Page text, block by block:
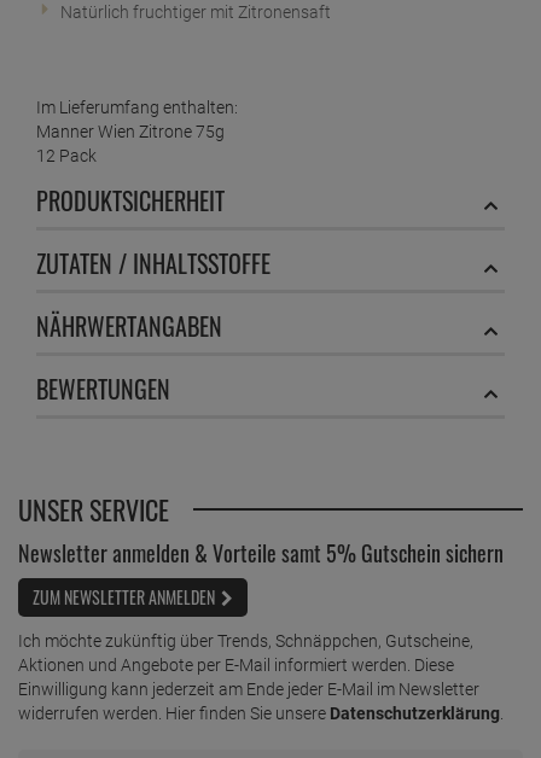
Natürlich fruchtiger mit Zitronensaft
Im Lieferumfang enthalten:
Manner Wien Zitrone 75g
12 Pack
PRODUKTSICHERHEIT
ZUTATEN / INHALTSSTOFFE
NÄHRWERTANGABEN
BEWERTUNGEN
UNSER SERVICE
Newsletter anmelden & Vorteile samt 5% Gutschein sichern
ZUM NEWSLETTER ANMELDEN
Ich möchte zukünftig über Trends, Schnäppchen, Gutscheine,
Aktionen und Angebote per E-Mail informiert werden. Diese
Einwilligung kann jederzeit am Ende jeder E-Mail im Newsletter
widerrufen werden. Hier finden Sie unsere Datenschutzerklärung